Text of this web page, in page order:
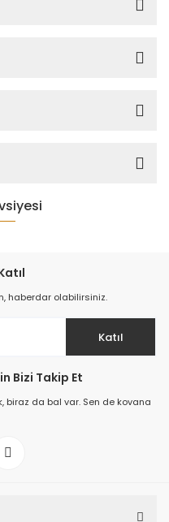
haberdar olabilirsiniz.
Katıl
Bizi Takip Et
biraz da bal var. Sen de kovana